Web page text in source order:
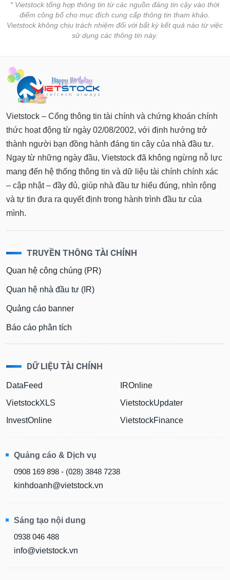
* Vietstock tổng hợp thông tin từ các nguồn đáng tin cậy vào thời
điểm công bố cho mục đích cung cấp thông tin tham khảo.
Vietstock không chịu trách nhiệm đối với bất kỳ kết quả nào từ việc
sử dụng các thông tin này.
Vietstock – Cổng thông tin tài chính và chứng khoán chính
thức hoạt động từ ngày 02/08/2002, với định hướng trở
thành người bạn đồng hành đáng tin cậy của nhà đầu tư.
Ngay từ những ngày đầu, Vietstock đã không ngừng nỗ lực
mang đến hệ thống thông tin và dữ liệu tài chính chính xác
– cập nhật – đầy đủ, giúp nhà đầu tư hiểu đúng, nhìn rộng
và tự tin đưa ra quyết định trong hành trình đầu tư của
mình.
TRUYỀN THÔNG TÀI CHÍNH
Quan hệ công chúng (PR)
Quan hệ nhà đầu tư (IR)
Quảng cáo banner
Báo cáo phân tích
DỮ LIỆU TÀI CHÍNH
DataFeed
VietstockXLS
InvestOnline
IROnline
VietstockUpdater
VietstockFinance
Quảng cáo & Dịch vụ
0908 169 898 - (028) 3848 7238
kinhdoanh@vietstock.vn
Sáng tạo nội dung
0938 046 488
info@vietstock.vn
chính